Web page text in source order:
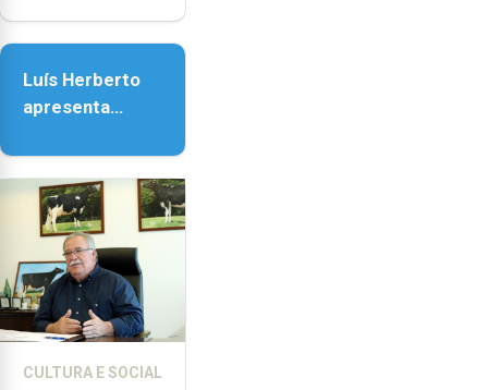
Nossa Senhora
Luís Herberto
apresenta
Paisagem’
CULTURA E SOCIAL